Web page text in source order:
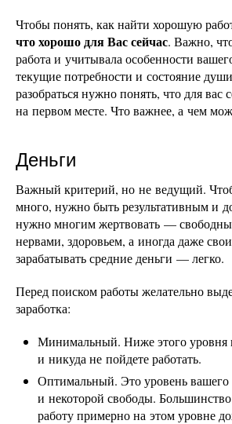
Чтобы понять, как найти хорошую
что хорошо для Вас сейчас. Важно,
работа и учитывала особенности
текущие потребности и состояние
разобраться нужно понять, что для вас
на первом месте. Что важнее, а чем
Деньги
Важный критерий, но не ведущий.
много, нужно быть результативным и
нужно многим жертвовать —
нервами, здоровьем, а иногда даже
зарабатывать средние деньги — легко.
Перед поиском работы желательно
заработка:
Минимальный. Ниже этого уровня
и никуда не пойдете работать.
Оптимальный. Это уровень вашего
и некоторой свободы.
работу примерно на этом уровне